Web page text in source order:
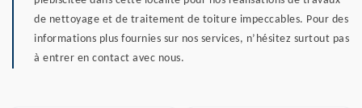
de nettoyage et de traitement de toiture impeccables. Pour des
informations plus fournies sur nos services, n’hésitez surtout pas
à entrer en contact avec nous.